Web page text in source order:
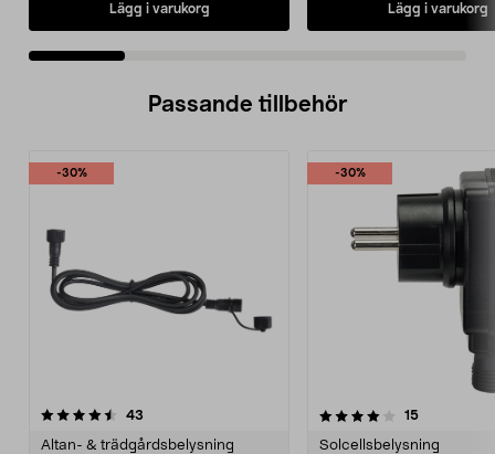
Lägg i varukorg Lägg i varukorg
Passande tillbehör
-30%
43
Altan- & trädgårdsbelysning
-30%
4.0av 5 stjärnor 15recensioner
Solcellsbelysning
5.0av 5 stjärnor